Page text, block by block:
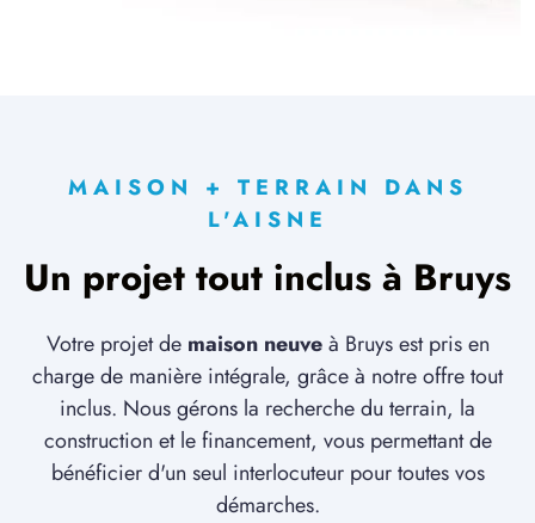
MAISON + TERRAIN DANS
L'AISNE
Un projet tout inclus à Bruys
Votre projet de maison neuveà Bruys est pris en
charge de manière intégrale, grâce à notre offre tout
inclus. Nous gérons la recherche du terrain, la
construction et le financement, vous permettant de
bénéficier d'un seul interlocuteur pour toutes vos
démarches.